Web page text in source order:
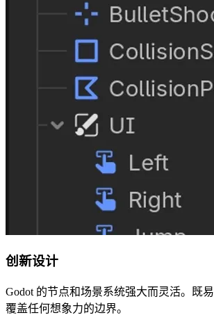
创新设计
Godot 的节点和场景系统强大而灵活。既
覆盖任何想象力的边界。